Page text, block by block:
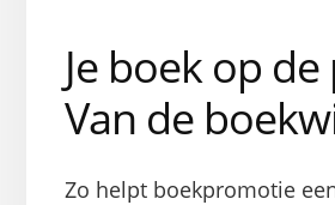
Je boek op
Van de
Zo helpt boekpromotie